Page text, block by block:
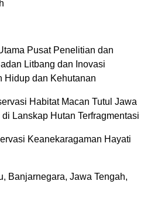
Pusat Penelitian dan
Litbang dan Inovasi
Hidup dan Kehutanan
Habitat Macan Tutul Jawa
Lanskap Hutan Terfragmentasi
Keanekaragaman Hayati
Banjarnegara, Jawa Tengah,